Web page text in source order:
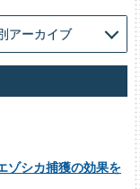
ゾシカ捕獲の効果を